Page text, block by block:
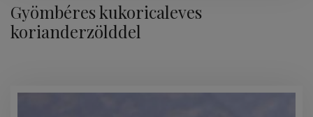
Gyömbéres kukoricaleves
korianderzölddel